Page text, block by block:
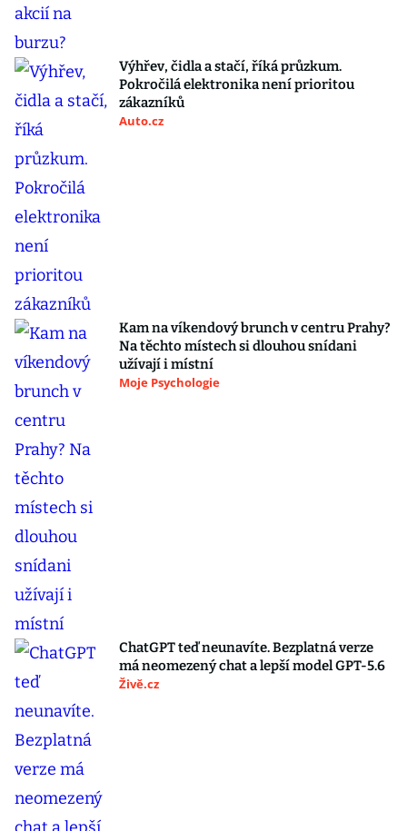
Výhřev, čidla a stačí, říká průzkum.
Pokročilá elektronika není prioritou
zákazníků
Auto.cz
Kam na víkendový brunch v centru Prahy?
Na těchto místech si dlouhou snídani
užívají i místní
Moje Psychologie
ChatGPT teď neunavíte. Bezplatná verze
má neomezený chat a lepší model GPT-5.6
Živě.cz